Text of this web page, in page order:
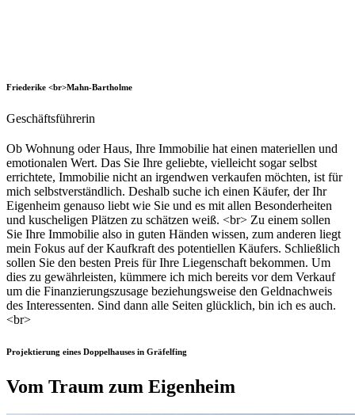
Friederike <br>Mahn-Bartholme
Geschäftsführerin
Ob Wohnung oder Haus, Ihre Immobilie hat einen materiellen und
emotionalen Wert. Das Sie Ihre geliebte, vielleicht sogar selbst
errichtete, Immobilie nicht an irgendwen verkaufen möchten, ist für
mich selbstverständlich. Deshalb suche ich einen Käufer, der Ihr
Eigenheim genauso liebt wie Sie und es mit allen Besonderheiten
und kuscheligen Plätzen zu schätzen weiß. <br> Zu einem sollen
Sie Ihre Immobilie also in guten Händen wissen, zum anderen liegt
mein Fokus auf der Kaufkraft des potentiellen Käufers. Schließlich
sollen Sie den besten Preis für Ihre Liegenschaft bekommen. Um
dies zu gewährleisten, kümmere ich mich bereits vor dem Verkauf
um die Finanzierungszusage beziehungsweise den Geldnachweis
des Interessenten. Sind dann alle Seiten glücklich, bin ich es auch.
<br>
Projektierung eines Doppelhauses in Gräfelfing
Vom Traum zum Eigenheim